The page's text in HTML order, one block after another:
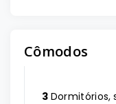
Cômodos
3 Dormitórios,